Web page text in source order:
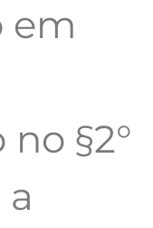
em
§2°